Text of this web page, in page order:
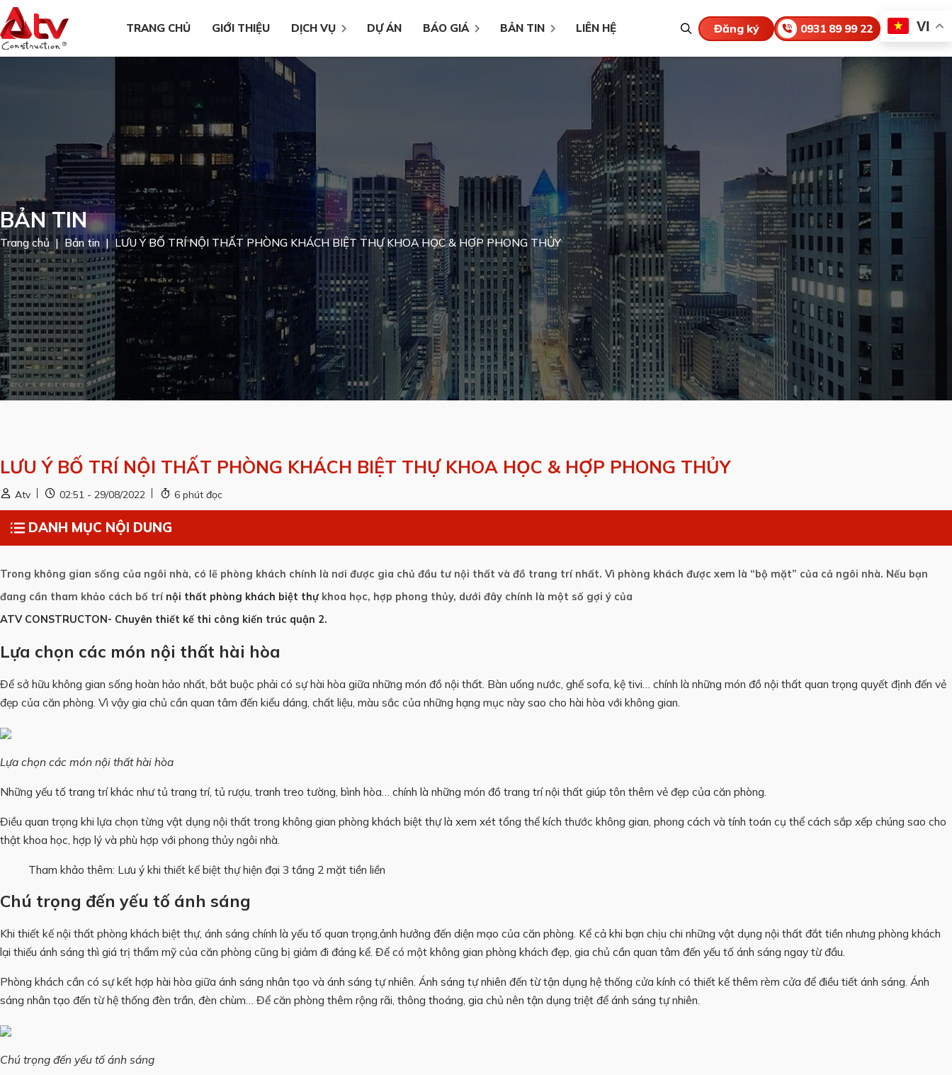
TRANG CHỦ GIỚI THIỆU DỊCH VỤ DỰ ÁN BÁO GIÁ BẢN TIN LIÊN HỆ Đăng ký 0931 89 99 22 VI
BẢN TIN
Trang chủ Bản tin LƯU Ý BỐ TRÍ NỘI THẤT PHÒNG KHÁCH BIỆT THỰ KHOA HỌC & HỢP PHONG THỦY
LƯU Ý BỐ TRÍ NỘI THẤT PHÒNG KHÁCH BIỆT THỰ KHOA HỌC & HỢP PHONG THỦY
Atv 02:51 - 29/08/2022 6 phút đọc
DANH MỤC NỘI DUNG
Trong không gian sống của ngôi nhà, có lẽ phòng khách chính là nơi được gia chủ đầu tư nội thất và đồ trang trí nhất. Vì phòng khách được xem là “bộ mặt” của cả ngôi nhà. Nếu bạn
đang cần tham khảo cách bố trí nội thất phòng khách biệt thự khoa học, hợp phong thủy, dưới đây chính là một số gợi ý của
ATV CONSTRUCTON- Chuyên thiết kế thi công kiến trúc quận 2.
Lựa chọn các món nội thất hài hòa
Để sở hữu không gian sống hoàn hảo nhất, bắt buộc phải có sự hài hòa giữa những món đồ nội thất. Bàn uống nước, ghế sofa, kệ tivi… chính là những món đồ nội thất quan trọng quyết định đến vẻ
đẹp của căn phòng. Vì vậy gia chủ cần quan tâm đến kiểu dáng, chất liệu, màu sắc của những hạng mục này sao cho hài hòa với không gian.
Lựa chọn các món nội thất hài hòa
Những yếu tố trang trí khác như tủ trang trí, tủ rượu, tranh treo tường, bình hòa… chính là những món đồ trang trí nội thất giúp tôn thêm vẻ đẹp của căn phòng.
Điều quan trọng khi lựa chọn từng vật dụng nội thất trong không gian phòng khách biệt thự là xem xét tổng thể kích thước không gian, phong cách và tính toán cụ thể cách sắp xếp chúng sao cho
thật khoa học, hợp lý và phù hợp với phong thủy ngôi nhà.
Tham khảo thêm: Lưu ý khi thiết kế biệt thự hiện đại 3 tầng 2 mặt tiền liền
Chú trọng đến yếu tố ánh sáng
Khi thiết kế nội thất phòng khách biệt thự, ánh sáng chính là yếu tố quan trọng,ảnh hưởng đến diện mạo của căn phòng. Kể cả khi bạn chịu chi những vật dụng nội thất đắt tiền nhưng phòng khách
lại thiếu ánh sáng thì giá trị thẩm mỹ của căn phòng cũng bị giảm đi đáng kể. Để có một không gian phòng khách đẹp, gia chủ cần quan tâm đến yếu tố ánh sáng ngay từ đầu.
Phòng khách cần có sự kết hợp hài hòa giữa ánh sáng nhân tạo và ánh sáng tự nhiên. Ánh sáng tự nhiên đến từ tận dụng hệ thống cửa kính có thiết kế thêm rèm cửa để điều tiết ánh sáng. Ánh
sáng nhân tạo đến từ hệ thống đèn trần, đèn chùm… Để căn phòng thêm rộng rãi, thông thoáng, gia chủ nên tận dụng triệt để ánh sáng tự nhiên.
Chú trọng đến yếu tố ánh sáng